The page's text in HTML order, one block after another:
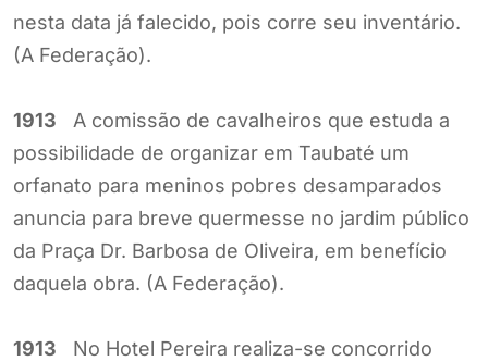
nesta data já falecido, pois corre seu inventário.
(A Federação).
1913 A comissão de cavalheiros que estuda a
possibilidade de organizar em Taubaté um
orfanato para meninos pobres desamparados
anuncia para breve quermesse no jardim público
da Praça Dr. Barbosa de Oliveira, em benefício
daquela obra. (A Federação).
1913 No Hotel Pereira realiza-se concorrido